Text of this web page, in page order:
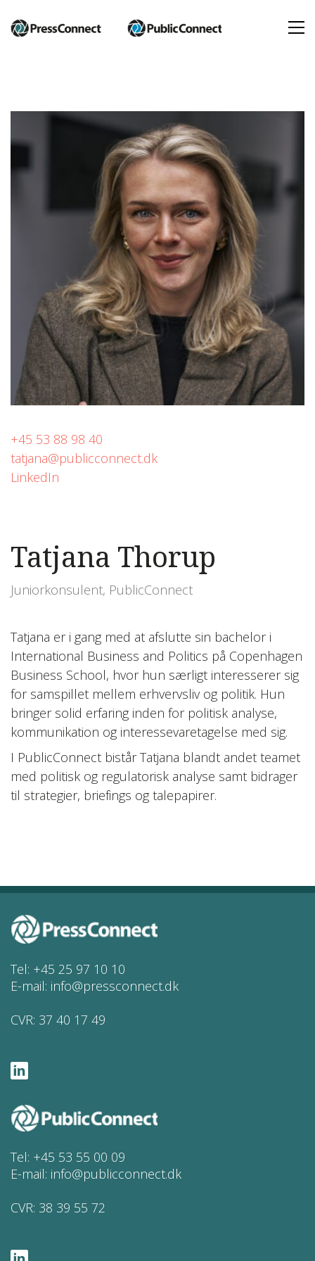
+45 53 88 98 40
tatjana@publicconnect.dk
LinkedIn
Tatjana Thorup
Juniorkonsulent, PublicConnect
Tatjana er i gang med at afslutte sin bachelor i
International Business and Politics på Copenhagen
Business School, hvor hun særligt interesserer sig
for samspillet mellem erhvervsliv og politik. Hun
bringer solid erfaring inden for politisk analyse,
kommunikation og interessevaretagelse med sig.
I PublicConnect bistår Tatjana blandt andet teamet
med politisk og regulatorisk analyse samt bidrager
til strategier, briefings og talepapirer.
Tel: +45 25 97 10 10
E-mail: info@pressconnect.dk
CVR: 37 40 17 49
Tel: +45 53 55 00 09
E-mail: info@publicconnect.dk
CVR: 38 39 55 72